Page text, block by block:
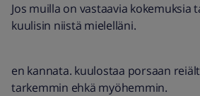
Jos muilla on vastaavia kokemuksia
kuulisin niistä mielelläni.
en kannata. kuulostaa porsaan
tarkemmin ehkä myöhemmin.